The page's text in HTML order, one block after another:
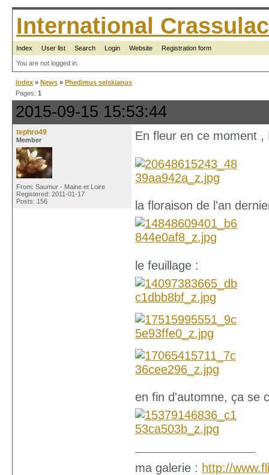
International
Index User list Search Login Website Registration form
You are not logged in.
Index » News » Phedimus selskianus
Pages: 1
2015-09-15 15:53:44
tephro49
Member
From: Saumur - Maine et Loire
Registered: 2011-01-17
Posts: 156
En fleur en ce moment ,
la floraison de l'an
le feuillage :
en fin d'automne, ça se
ma galerie : http://